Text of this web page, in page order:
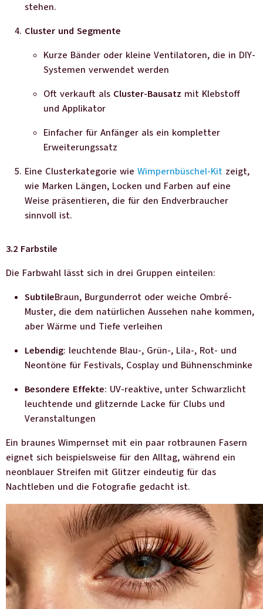
stehen.
Cluster und Segmente
Kurze Bänder oder kleine Ventilatoren, die in DIY-
Systemen verwendet werden
Oft verkauft als Cluster-Bausatz mit Klebstoff
und Applikator
Einfacher für Anfänger als ein kompletter
Erweiterungssatz
Eine Clusterkategorie wie Wimpernbüschel-Kit zeigt,
wie Marken Längen, Locken und Farben auf eine
Weise präsentieren, die für den Endverbraucher
sinnvoll ist.
3.2 Farbstile
Die Farbwahl lässt sich in drei Gruppen einteilen:
SubtileBraun, Burgunderrot oder weiche Ombré-
Muster, die dem natürlichen Aussehen nahe kommen,
aber Wärme und Tiefe verleihen
Lebendig: leuchtende Blau-, Grün-, Lila-, Rot- und
Neontöne für Festivals, Cosplay und Bühnenschminke
Besondere Effekte: UV-reaktive, unter Schwarzlicht
leuchtende und glitzernde Lacke für Clubs und
Veranstaltungen
Ein braunes Wimpernset mit ein paar rotbraunen Fasern
eignet sich beispielsweise für den Alltag, während ein
neonblauer Streifen mit Glitzer eindeutig für das
Nachtleben und die Fotografie gedacht ist.